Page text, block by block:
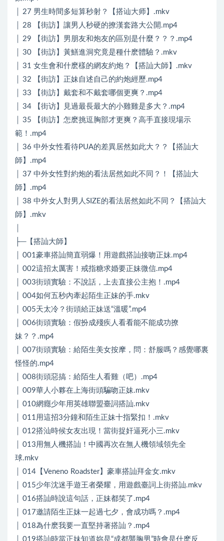
│ 27 男生時間多短算秒射？【搭讪大师】.mkv
│ 28 【街訪】讓男人秒硬的撩漢套路大公開.mp4
│ 29 【街訪】男朋友和炮友的區別是什麼？？？.mp4
│ 30 【街訪】黃鱔進洞究竟是種什麽體驗？.mkv
│ 31 女生會和什麽樣的網友約炮？【搭訕大師】.mkv
│ 32 【街訪】正妹自述自己的約炮經歷.mp4
│ 33 【街訪】戴套和不戴套哪個更爽？.mp4
│ 34 【街访】見過最長最大的小雞雞是多大？.mp4
│ 35 【街訪】怎麽挑逗胸部才更爽？高手直接現場示
範！.mp4
│ 36 中外女性看待PUA的差異居然如此大？？【搭訕大
師】.mp4
│ 37 中外女性對約炮的看法居然如此不同？！【搭訕大
師】.mp4
│ 38 中外女人對男人SIZE的看法居然如此不同？【搭訕大
師】.mkv
├─【搭訕大師】
│ 001豪車搭訕簡直弱爆！用遊戲搭訕接吻正妹.mp4
│ 002這招太厲害！戒指糖求婚要正妹微信.mp4
│ 003街頭實驗：不說話，上去直接公主抱！.mp4
│ 004如何五秒內牽起陌生正妹的手.mkv
│ 005天太冷？街頭給正妹送“溫暖”.mp4
│ 006街頭實驗：假扮成殘疾人看看能不能成功撩
妹？？.mp4
│ 007街頭實驗：給陌生美女按摩，問：舒服嗎？感覺哪裏
怪怪的.mp4
│ 008街頭惡搞：給陌生人看雞（吧）.mp4
│ 009華人小夥在上海街頭騙吻正妹.mkv
│ 010網癮少年用英雄聯盟臺詞搭訕.mkv
│ 011用這招3分鐘和陌生正妹十指緊扣！.mkv
│ 012搭汕時候女友出現！當街捉奸逼死小三.mkv
│ 013用無人機搭訕！中國再次在無人機領域領先全
球.mkv
│ 014【Veneno Roadster】豪車搭訕拜金女.mkv
│ 015少年沈迷手遊王者榮耀，用遊戲臺詞上街搭訕.mkv
│ 016搭訕時說這句話，正妹都笑了.mp4
│ 017邀請陌生正妹一起過七夕，會成功嗎？.mp4
│ 018為什麽我要一直堅持著搭訕？.mp4
│ 019搭訕時當正妹知道妳是“成都襲胸男”時會是什麽反